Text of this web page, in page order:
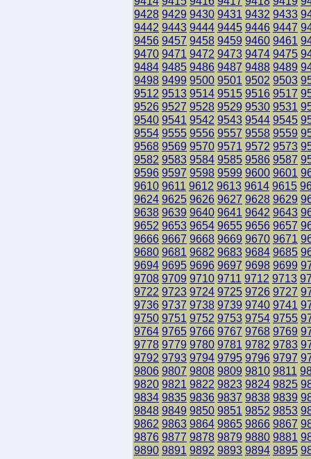
9428 9429 9430 9431 9432 9433
9442 9443 9444 9445 9446 9447
9456 9457 9458 9459 9460 9461
9470 9471 9472 9473 9474 9475
9484 9485 9486 9487 9488 9489
9498 9499 9500 9501 9502 9503
9512 9513 9514 9515 9516 9517
9526 9527 9528 9529 9530 9531
9540 9541 9542 9543 9544 9545
9554 9555 9556 9557 9558 9559
9568 9569 9570 9571 9572 9573
9582 9583 9584 9585 9586 9587
9596 9597 9598 9599 9600 9601
9610 9611 9612 9613 9614 9615
9624 9625 9626 9627 9628 9629
9638 9639 9640 9641 9642 9643
9652 9653 9654 9655 9656 9657
9666 9667 9668 9669 9670 9671
9680 9681 9682 9683 9684 9685
9694 9695 9696 9697 9698 9699
9708 9709 9710 9711 9712 9713
9722 9723 9724 9725 9726 9727
9736 9737 9738 9739 9740 9741
9750 9751 9752 9753 9754 9755
9764 9765 9766 9767 9768 9769
9778 9779 9780 9781 9782 9783
9792 9793 9794 9795 9796 9797
9806 9807 9808 9809 9810 9811
9820 9821 9822 9823 9824 9825
9834 9835 9836 9837 9838 9839
9848 9849 9850 9851 9852 9853
9862 9863 9864 9865 9866 9867
9876 9877 9878 9879 9880 9881
9890 9891 9892 9893 9894 9895